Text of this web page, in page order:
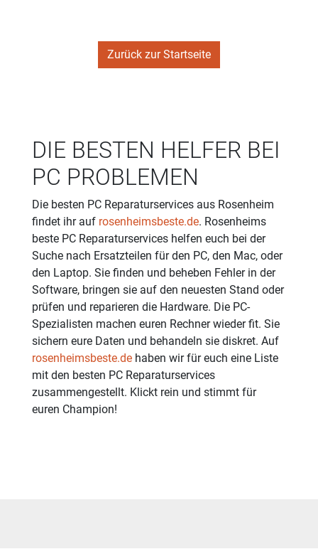
Zurück zur Startseite
DIE BESTEN HELFER BEI
PC PROBLEMEN
Die besten PC Reparaturservices aus Rosenheim
findet ihr auf rosenheimsbeste.de. Rosenheims
beste PC Reparaturservices helfen euch bei der
Suche nach Ersatzteilen für den PC, den Mac, oder
den Laptop. Sie finden und beheben Fehler in der
Software, bringen sie auf den neuesten Stand oder
prüfen und reparieren die Hardware. Die PC-
Spezialisten machen euren Rechner wieder fit. Sie
sichern eure Daten und behandeln sie diskret. Auf
rosenheimsbeste.de haben wir für euch eine Liste
mit den besten PC Reparaturservices
zusammengestellt. Klickt rein und stimmt für
euren Champion!